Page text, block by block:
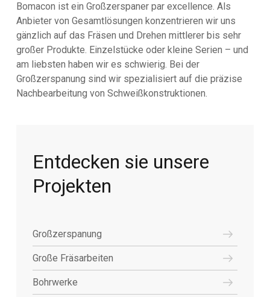
Bomacon ist ein Großzerspaner par excellence. Als
Anbieter von Gesamtlösungen konzentrieren wir uns
gänzlich auf das Fräsen und Drehen mittlerer bis sehr
großer Produkte. Einzelstücke oder kleine Serien – und
am liebsten haben wir es schwierig. Bei der
Großzerspanung sind wir spezialisiert auf die präzise
Nachbearbeitung von Schweißkonstruktionen.
Entdecken sie unsere
Projekten
Großzerspanung
Große Fräsarbeiten
Bohrwerke